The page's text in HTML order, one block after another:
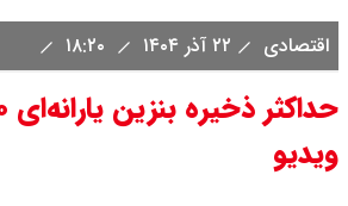
اقتصادی ۲۲ آذر ۱۴۰۴
ویدیو